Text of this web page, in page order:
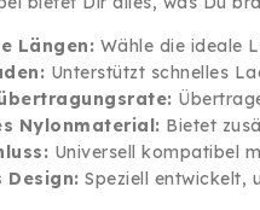
Längen: Wähle die ideale
Unterstützt schnelles
Nylonmaterial: Bietet
Universell kompatibel
Design: Speziell entwickelt,